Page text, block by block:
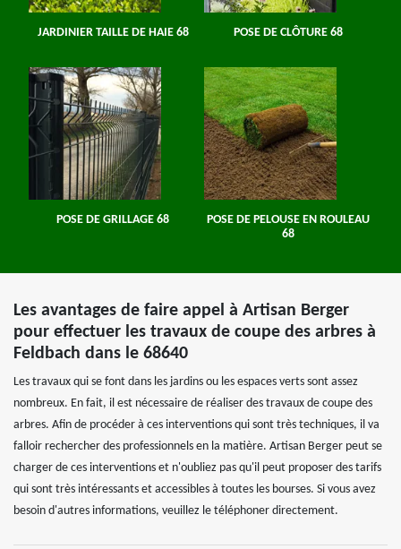
JARDINIER TAILLE DE HAIE 68 POSE DE CLÔTURE 68
POSE DE GRILLAGE 68
POSE DE PELOUSE EN ROULEAU
68
Les avantages de faire appel à Artisan Berger
pour effectuer les travaux de coupe des arbres à
Feldbach dans le 68640
Les travaux qui se font dans les jardins ou les espaces verts sont assez
nombreux. En fait, il est nécessaire de réaliser des travaux de coupe des
arbres. Afin de procéder à ces interventions qui sont très techniques, il va
falloir rechercher des professionnels en la matière. Artisan Berger peut se
charger de ces interventions et n'oubliez pas qu'il peut proposer des tarifs
qui sont très intéressants et accessibles à toutes les bourses. Si vous avez
besoin d'autres informations, veuillez le téléphoner directement.